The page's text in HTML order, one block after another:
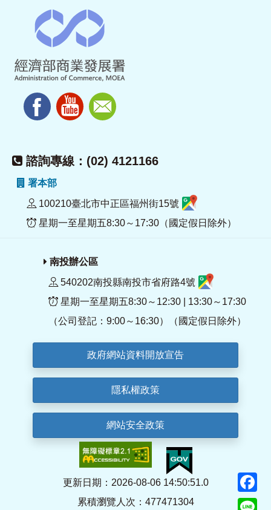
諮詢專線：(02) 4121166
署本部
100210臺北市中正區福州街15號
星期一至星期五8:30～17:30（國定假日除外）
南投辦公區
540202南投縣南投市省府路4號
星期一至星期五8:30～12:30 | 13:30～17:30
（公司登記：9:00～16:30）（國定假日除外）
政府網站資料開放宣告
隱私權政策
網站安全政策
更新日期：2026-08-06 14:50:51.0
累積瀏覽人次：477471304